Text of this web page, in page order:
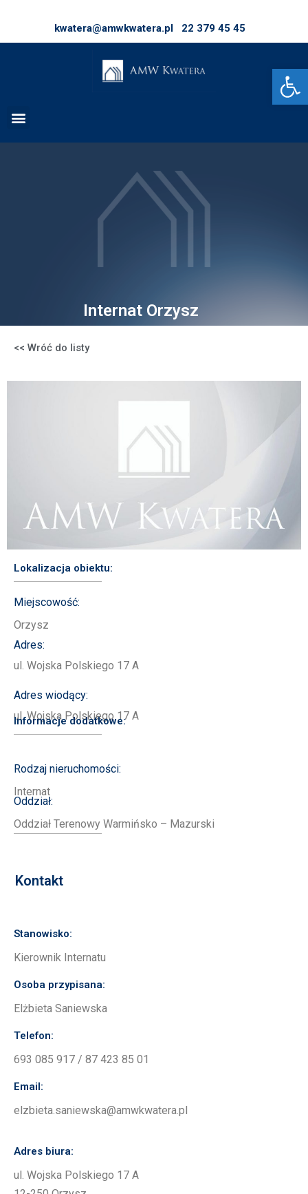
kwatera@amwkwatera.pl 22 379 45 45
Internat Orzysz
<< Wróć do listy
Lokalizacja obiektu:
Miejscowość:
Orzysz
Adres:
ul. Wojska Polskiego 17 A
Adres wiodący:
ul. Wojska Polskiego 17 A
Informacje dodatkowe:
Rodzaj nieruchomości:
Internat
Oddział:
Oddział Terenowy Warmińsko – Mazurski
Kontakt
Stanowisko:
Kierownik Internatu
Osoba przypisana:
Elżbieta Saniewska
Telefon:
693 085 917 / 87 423 85 01
Email:
elzbieta.saniewska@amwkwatera.pl
Adres biura:
ul. Wojska Polskiego 17 A